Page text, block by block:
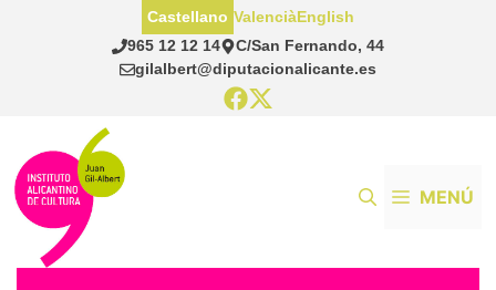
965 12 12 14
C/San Fernando, 44
gilalbert@diputacionalicante.es
Castellano ValenciàEnglish
MENÚ